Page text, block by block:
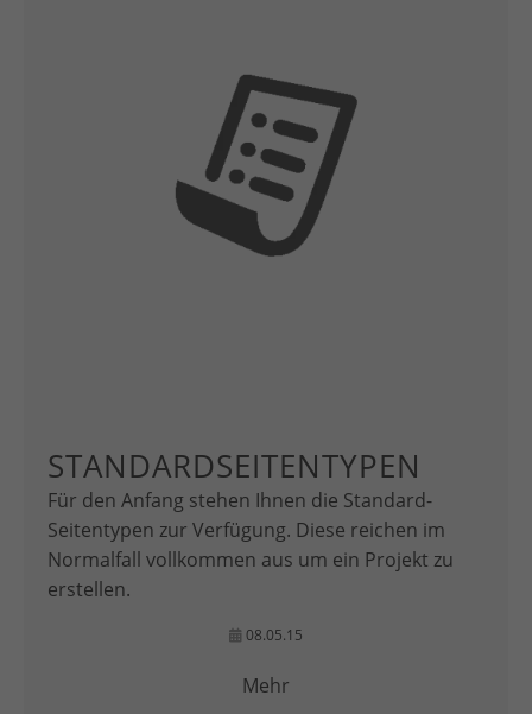
STANDARDSEITENTYPEN
Für den Anfang stehen Ihnen die Standard-
Seitentypen zur Verfügung. Diese reichen im
Normalfall vollkommen aus um ein Projekt zu
erstellen.
08.05.15
Mehr